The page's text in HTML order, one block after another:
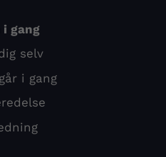
i gang
selv
i gang